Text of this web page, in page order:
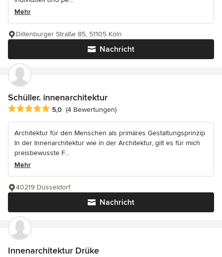
Mehr
Nachricht
Dillenburger Straße 85, 51105 Köln
Schüller. innenarchitektur
Durchschnittliche Bewertung: 5 von 5 Sternen
5,0 (4 Bewertungen)
Architektur für den Menschen als primäres Gestaltungsprinzip
In der Innenarchitektur wie in der Architektur, gilt es für mich
preisbewusste F...
Mehr
Nachricht
40219 Düsseldorf
Innenarchitektur Drüke